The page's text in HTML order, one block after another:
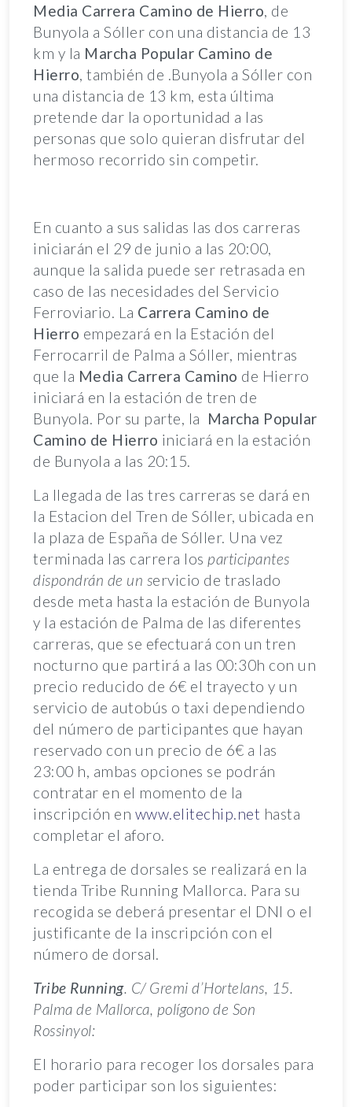
Media Carrera Camino de Hierro, de
Bunyola a Sóller con una distancia de 13
km y la Marcha Popular Camino de
Hierro, también de .Bunyola a Sóller con
una distancia de 13 km, esta última
pretende dar la oportunidad a las
personas que solo quieran disfrutar del
hermoso recorrido sin competir.
En cuanto a sus salidas las dos carreras
iniciarán el 29 de junio a las 20:00,
aunque la salida puede ser retrasada en
caso de las necesidades del Servicio
Ferroviario. La Carrera Camino de
Hierro empezará en la Estación del
Ferrocarril de Palma a Sóller, mientras
que la Media Carrera Camino de Hierro
iniciará en la estación de tren de
Bunyola. Por su parte, la Marcha Popular
Camino de Hierro iniciará en la estación
de Bunyola a las 20:15.
La llegada de las tres carreras se dará en
la Estacion del Tren de Sóller, ubicada en
la plaza de España de Sóller. Una vez
terminada las carrera los participantes
dispondrán de un servicio de traslado
desde meta hasta la estación de Bunyola
y la estación de Palma de las diferentes
carreras, que se efectuará con un tren
nocturno que partirá a las 00:30h con un
precio reducido de 6€ el trayecto y un
servicio de autobús o taxi dependiendo
del número de participantes que hayan
reservado con un precio de 6€ a las
23:00 h, ambas opciones se podrán
contratar en el momento de la
inscripción en www.elitechip.net hasta
completar el aforo.
La entrega de dorsales se realizará en la
tienda Tribe Running Mallorca. Para su
recogida se deberá presentar el DNI o el
justificante de la inscripción con el
número de dorsal.
Tribe Running. C/ Gremi d’Hortelans, 15.
Palma de Mallorca, polígono de Son
Rossinyol:
El horario para recoger los dorsales para
poder participar son los siguientes: